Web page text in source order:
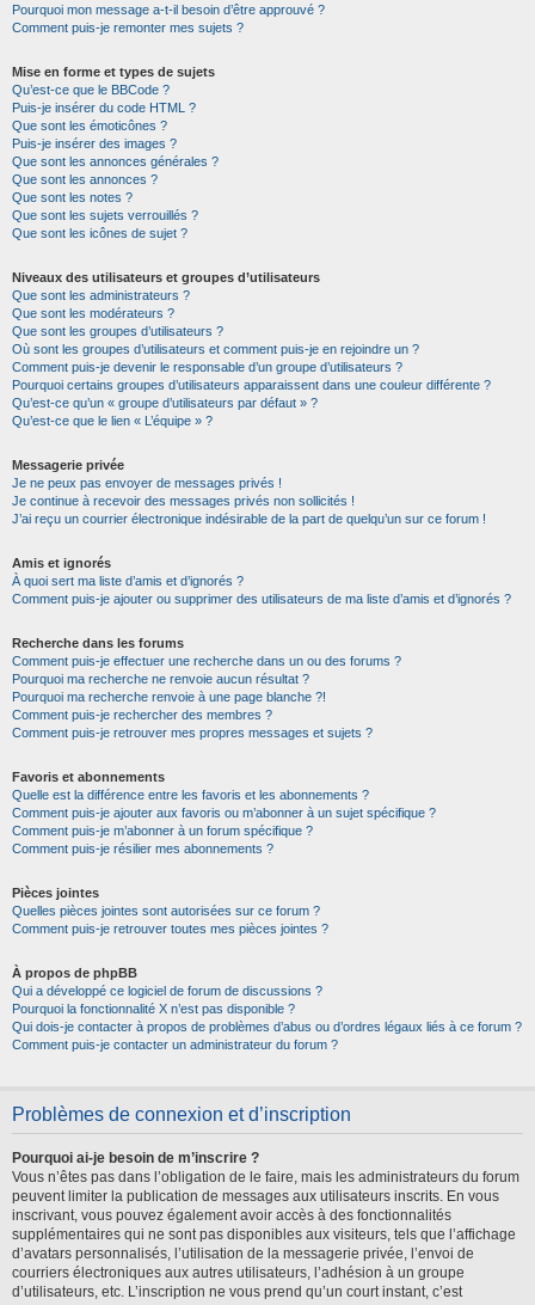
Pourquoi mon message a-t-il besoin d’être approuvé ?
Comment puis-je remonter mes sujets ?
Mise en forme et types de sujets
Qu’est-ce que le BBCode ?
Puis-je insérer du code HTML ?
Que sont les émoticônes ?
Puis-je insérer des images ?
Que sont les annonces générales ?
Que sont les annonces ?
Que sont les notes ?
Que sont les sujets verrouillés ?
Que sont les icônes de sujet ?
Niveaux des utilisateurs et groupes d’utilisateurs
Que sont les administrateurs ?
Que sont les modérateurs ?
Que sont les groupes d’utilisateurs ?
Où sont les groupes d’utilisateurs et comment puis-je en rejoindre un ?
Comment puis-je devenir le responsable d’un groupe d’utilisateurs ?
Pourquoi certains groupes d’utilisateurs apparaissent dans une couleur différente ?
Qu’est-ce qu’un « groupe d’utilisateurs par défaut » ?
Qu’est-ce que le lien « L’équipe » ?
Messagerie privée
Je ne peux pas envoyer de messages privés !
Je continue à recevoir des messages privés non sollicités !
J’ai reçu un courrier électronique indésirable de la part de quelqu’un sur ce forum !
Amis et ignorés
À quoi sert ma liste d’amis et d’ignorés ?
Comment puis-je ajouter ou supprimer des utilisateurs de ma liste d’amis et d’ignorés ?
Recherche dans les forums
Comment puis-je effectuer une recherche dans un ou des forums ?
Pourquoi ma recherche ne renvoie aucun résultat ?
Pourquoi ma recherche renvoie à une page blanche ?!
Comment puis-je rechercher des membres ?
Comment puis-je retrouver mes propres messages et sujets ?
Favoris et abonnements
Quelle est la différence entre les favoris et les abonnements ?
Comment puis-je ajouter aux favoris ou m’abonner à un sujet spécifique ?
Comment puis-je m’abonner à un forum spécifique ?
Comment puis-je résilier mes abonnements ?
Pièces jointes
Quelles pièces jointes sont autorisées sur ce forum ?
Comment puis-je retrouver toutes mes pièces jointes ?
À propos de phpBB
Qui a développé ce logiciel de forum de discussions ?
Pourquoi la fonctionnalité X n’est pas disponible ?
Qui dois-je contacter à propos de problèmes d’abus ou d’ordres légaux liés à ce forum ?
Comment puis-je contacter un administrateur du forum ?
Problèmes de connexion et d’inscription
Pourquoi ai-je besoin de m’inscrire ?
Vous n’êtes pas dans l’obligation de le faire, mais les administrateurs du forum
peuvent limiter la publication de messages aux utilisateurs inscrits. En vous
inscrivant, vous pouvez également avoir accès à des fonctionnalités
supplémentaires qui ne sont pas disponibles aux visiteurs, tels que l’affichage
d’avatars personnalisés, l’utilisation de la messagerie privée, l’envoi de
courriers électroniques aux autres utilisateurs, l’adhésion à un groupe
d’utilisateurs, etc. L’inscription ne vous prend qu’un court instant, c’est